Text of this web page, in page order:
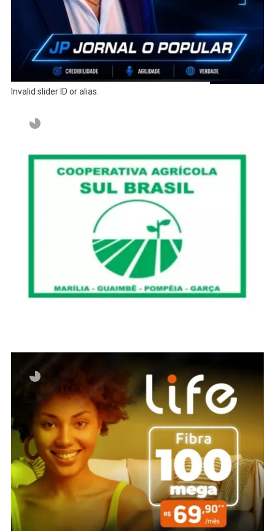
Invalid slider ID or alias.